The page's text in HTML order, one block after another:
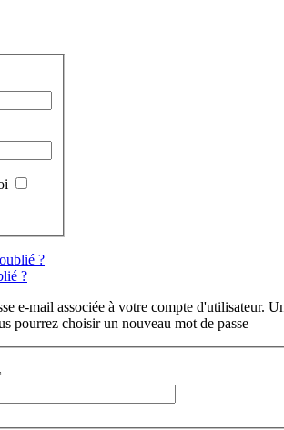
?
?
e-mail associée à votre compte d'utilisateur.
pourrez choisir un nouveau mot de passe